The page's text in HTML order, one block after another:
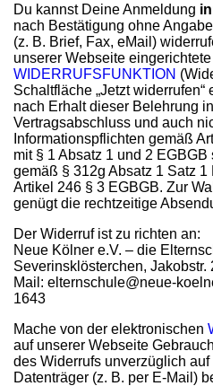
Du kannst Deine Anmeldung
nach Bestätigung ohne
(z. B. Brief, Fax, eMail)
unserer Webseite
WIDERRUFSFUNKTION
Schaltfläche „Jetzt
nach Erhalt dieser Belehrung
Vertragsabschluss und auch
Informationspflichten gemäß
mit § 1 Absatz 1 und 2
gemäß § 312g Absatz 1 Satz
Artikel 246 § 3 EGBGB. Zur
genügt die rechtzeitige
Der Widerruf ist zu richten an:
Neue Kölner e.V. – die
Severinsklösterchen, Jakobstr.
Mail: elternschule@neue-
1643
Mache von der elektronischen
auf unserer Webseite
des Widerrufs unverzüglich
Datenträger (z. B. per E-Mail)